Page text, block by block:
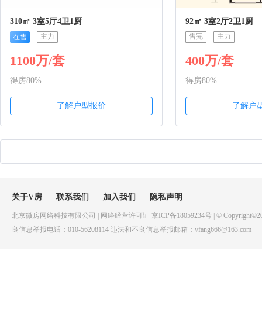
310㎡ 3室5厅4卫1厨
在售 主力
1100万/套
得房80%
了解户型报价
92㎡ 3室2厅2卫1厨
售完 主力
400万/套
得房80%
了解户
关于V房 联系我们 加入我们 隐私声明
北京微房网络科技有限公司 | 网络经营许可证 京ICP备18059234号 | ©
良信息举报电话：010-56208114 违法和不良信息举报邮箱：vfang666@163.com